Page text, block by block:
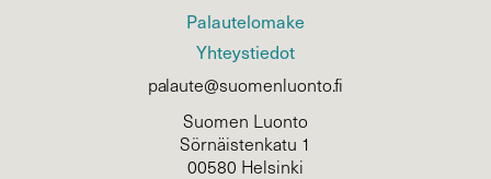
Palautelomake
Yhteystiedot
palaute@suomenluonto.fi
Suomen Luonto
Sörnäistenkatu 1
00580 Helsinki